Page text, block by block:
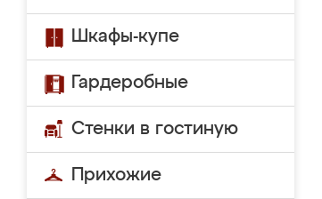
Шкафы-купе
Гардеробные
Стенки в гостиную
Прихожие